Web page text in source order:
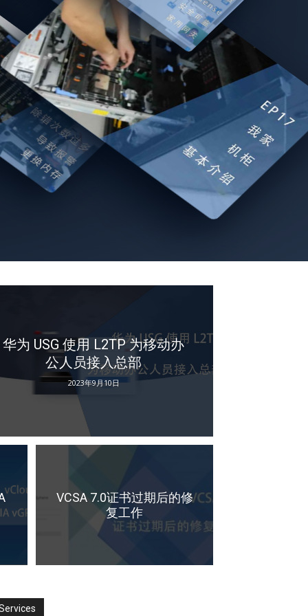
华为 USG 使用 L2TP 为移动办
公人员接入总部
2023年9月10日
VCSA 7.0证书过期后的修
复工作